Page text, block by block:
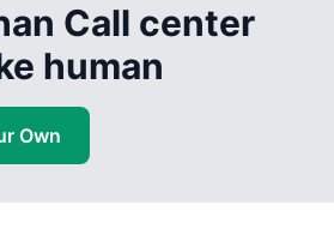
Call center
human
Own